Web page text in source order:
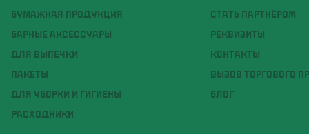
БУМАЖНАЯ ПРОДУКЦИЯ
БАРНЫЕ АКСЕССУАРЫ
ДЛЯ ВЫПЕЧКИ
ПАКЕТЫ
ДЛЯ УБОРКИ И ГИГИЕНЫ
РАСХОДНИКИ
СТАТЬ ПАРТНЁРОМ
РЕКВИЗИТЫ
КОНТАКТЫ
ВЫЗОВ ТОРГОВОГО
БЛОГ